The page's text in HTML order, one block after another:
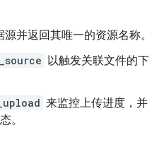
并返回其唯一的资源名称。
以触发关联文件的下
来监控上传进度，并
。